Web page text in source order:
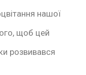
нашої
щоб цей
розвивався